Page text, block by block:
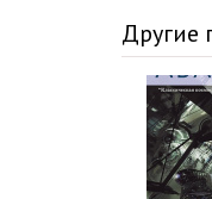
26
27 Пракс
28
29
Другие